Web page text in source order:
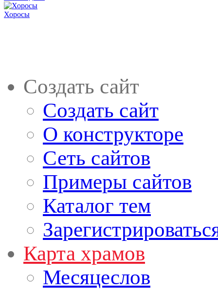
Хоросы
Создать сайт
Создать сайт
О конструкторе
Сеть сайтов
Примеры сайтов
Каталог тем
Карта храмов
Месяцеслов